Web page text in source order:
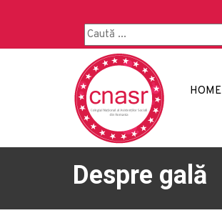
HOME
Despre gală